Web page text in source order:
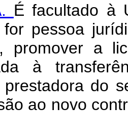
É facultado à
for pessoa
promover a
à
prestadora do
ao novo